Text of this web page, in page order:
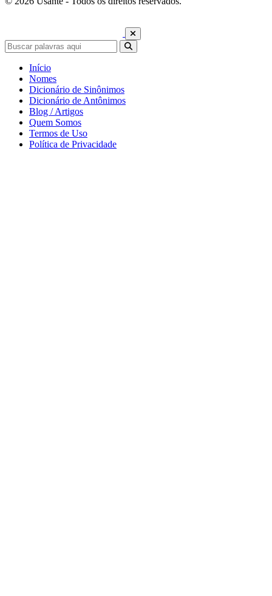
Início
Nomes
Dicionário de Sinônimos
Dicionário de Antônimos
Blog / Artigos
Quem Somos
Termos de Uso
Política de Privacidade